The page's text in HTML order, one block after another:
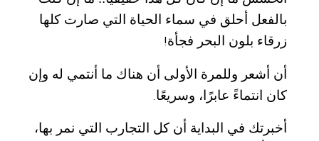
بالفعل أحلق في سماء الحياة التي صارت كلها
زرقاء بلون البحر فجأة!
أن أشعر وللمرة الأولى أن هناك ما أنتمي له وإن
كان انتماءً عابرًا، وسريعًا.
أخبرتك في البداية أن كل التجارب التي نمر بها،